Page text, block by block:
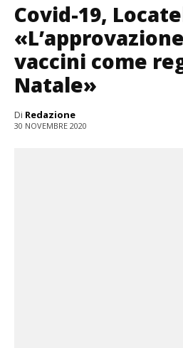
Covid-19,
vaccini come
Natale»
Di Redazione
30 NOVEMBRE 2020